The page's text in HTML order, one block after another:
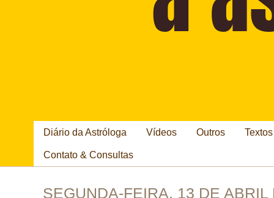
Diário da Astróloga Vídeos Outros
Contato & Consultas
SEGUNDA-FEIRA, 13 DE ABRIL